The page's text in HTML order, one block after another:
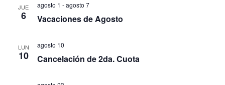
JUE
6 Vacaciones de Agosto
agosto 1 -agosto 7
LUN
10 Cancelación de 2da. Cuota
agosto 10